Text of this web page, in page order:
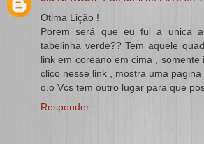
Otima Lição !
Porem será que eu fui a unica
tabelinha verde?? Tem aquele
link em coreano em cima ,
clico nesse link , mostra uma
o.o Vcs tem outro lugar para que
Responder